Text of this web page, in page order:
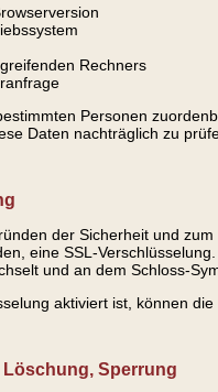
Rechners
Personen
Daten nachträglich zu
der Sicherheit und
eine SSL-
und an dem Schloss-
aktiviert ist, können
Sperrung